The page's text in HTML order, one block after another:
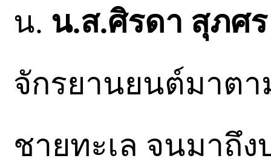
น. น.ส.ศิรดา สุภศร
จักรยานยนต์มาต
ชายทะเล จนมาถึ